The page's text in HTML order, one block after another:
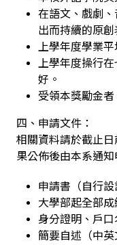
在語文、戲劇
出而持續的原創
上學年度學業平
上學年度操行
好。
受領本獎勵金
四、申請文件：
相關資料請於截止
果公佈後由本系通
申請書（自行設
大學部起全部
身分證明、戶
簡要自述（中